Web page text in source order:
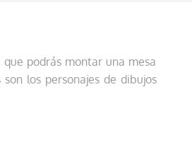
podrás montar una mesa
los personajes de dibujos